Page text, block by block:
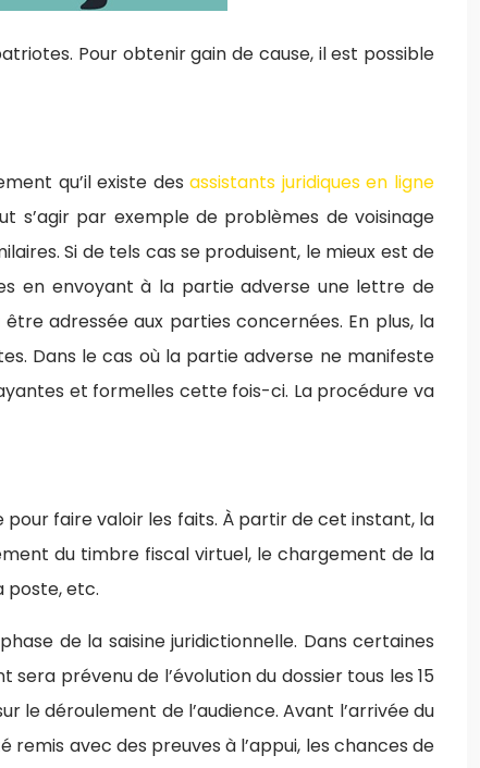
Pour obtenir gain de cause, il est possible
qu’il existe desassistants juridiques en ligne
s’agir par exemple de problèmes de voisinage
Si de tels cas se produisent, le mieux est de
en envoyant à la partie adverse une lettre de
être adressée aux parties concernées. En plus, la
Dans le cas où la partie adverse ne manifeste
et formelles cette fois-ci. La procédure va
pour faire valoir les faits. À partir de cet instant, la
du timbre fiscal virtuel, le chargement de la
poste, etc.
de la saisine juridictionnelle. Dans certaines
prévenu de l’évolution du dossier tous les 15
le déroulement de l’audience. Avant l’arrivée du
avec des preuves à l’appui, les chances de